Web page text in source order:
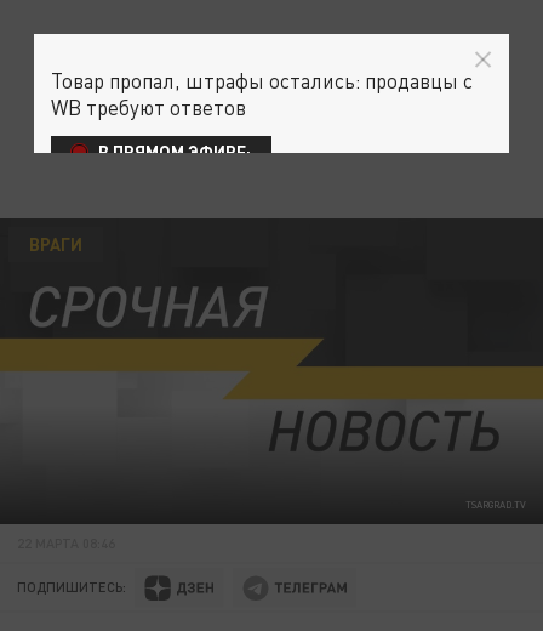
TSARGRAD.TV
ВРАГИ
ПОДПИШИТЕСЬ:
Товар пропал, штрафы остались: продавцы с
WB требуют ответов
В ПРЯМОМ ЭФИРЕ: